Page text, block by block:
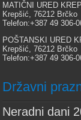
MATIČNI URED
Krepšić, 76212 Brčko
Telefon:+387 49 306-
POŠTANSKI URED
Krepšić, 76212 Brčko
Telefon:+387 49 306-
Državni
Neradni dani